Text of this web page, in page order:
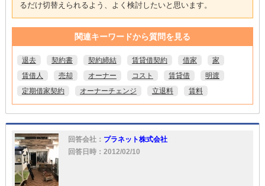
るだけ切替えられるよう、よく検討したいと思います。
関連キーワードから質問を見る
退去 契約書 契約締結 賃貸借契約 借家
家
賃借人
売却 オーナー コスト 賃貸借
明渡
定期借家契約
オーナーチェンジ 立退料 賃料
回答会社： プラネット株式会社
回答日時：2012/02/10